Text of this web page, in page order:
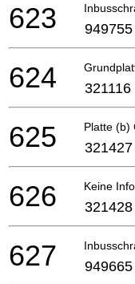
623 949755
624 321116
Platte (b)
625 321427
Keine
626 321428
627 949665